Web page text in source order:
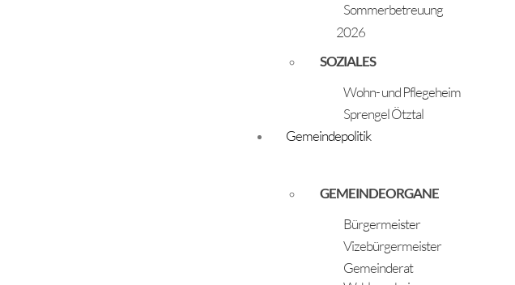
Sommerbetreuung
2026
SOZIALES
Wohn- und Pflegeheim
Sprengel Ötztal
Gemeindepolitik
GEMEINDEORGANE
Bürgermeister
Vizebürgermeister
Gemeinderat